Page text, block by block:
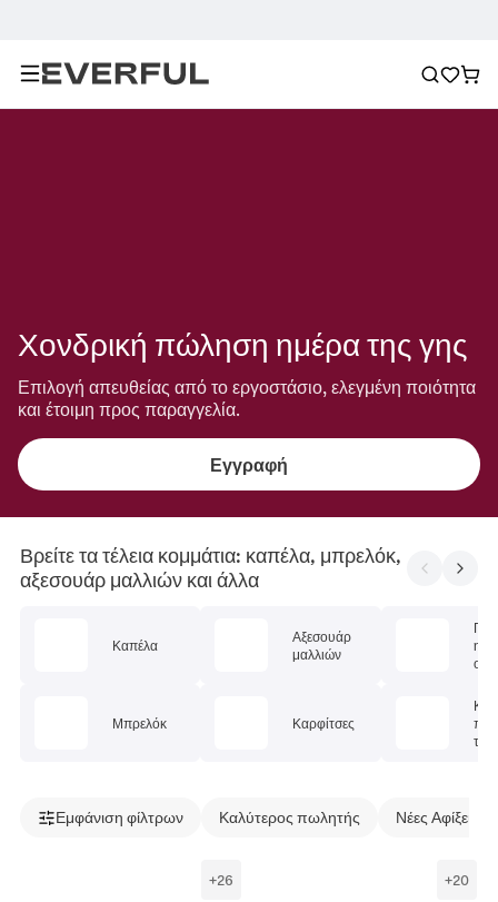
Χονδρική πώληση ημέρα της γης
Επιλογή απευθείας από το εργοστάσιο, ελεγμένη ποιότητα
και έτοιμη προς παραγγελία.
Εγγραφή
Βρείτε τα τέλεια κομμάτια: καπέλα, μπρελόκ,
αξεσουάρ μαλλιών και άλλα
Καπέλα
Μπρελόκ
Αξεσουάρ
μαλλιών
Καρφίτσες
τα
Εμφάνιση φίλτρων Καλύτερος πωλητής Νέες Αφίξεις
+26 +20